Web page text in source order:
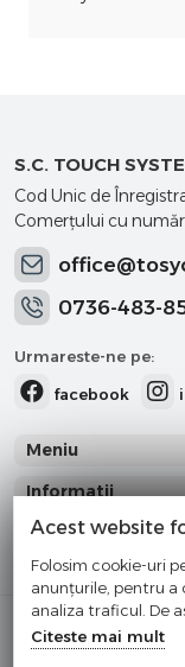
S.C. TOUCH
Cod Unic de
Comerţului cu
0736-483-
Urmareste-ne pe:
facebook
Meniu
Informatii
Categorii
Cumparati
Checkout
Acest website
Folosim cookie-uri
anunțurile, pentru a
analiza traficul. De
sociale, de
modul în care
Citeste mai mult